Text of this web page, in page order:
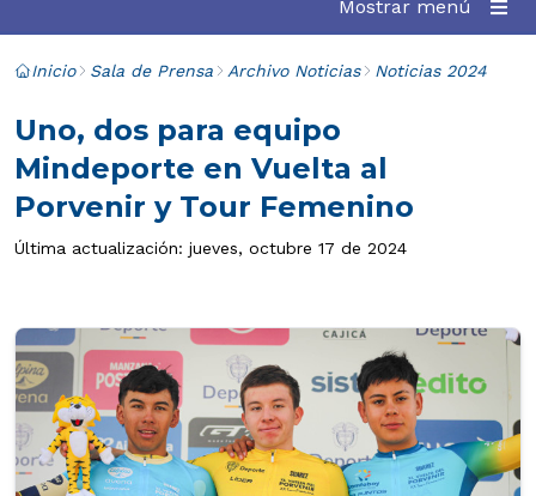
Mostrar menú
Inicio Sala de Prensa Archivo Noticias Noticias 2024
Uno, dos para equipo
Mindeporte en Vuelta al
Porvenir y Tour Femenino
Última actualización: jueves, octubre 17 de 2024